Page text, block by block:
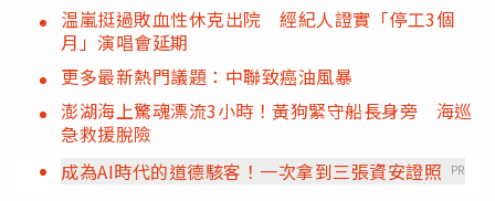
温嵐挺過敗血性休克出院 經紀人證實「停工3個
月」演唱會延期
更多最新熱門議題：中聯致癌油風暴
澎湖海上驚魂漂流3小時！黃狗緊守船長身旁 海巡
急救援脫險
成為AI時代的道德駭客！一次拿到三張資安證照
PR